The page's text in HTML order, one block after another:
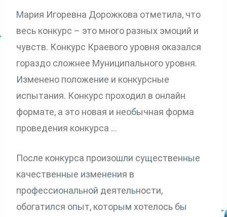
Мария Игоревна Дорожкова отметила, что
весь конкурс – это много разных эмоций и
чувств. Конкурс Краевого уровня оказался
гораздо сложнее Муниципального уровня.
Изменено положение и конкурсные
испытания. Конкурс проходил в онлайн
формате, а это новая и необычная форма
проведения конкурса …
После конкурса произошли существенные
качественные изменения в
профессиональной деятельности,
обогатился опыт, которым хотелось бы